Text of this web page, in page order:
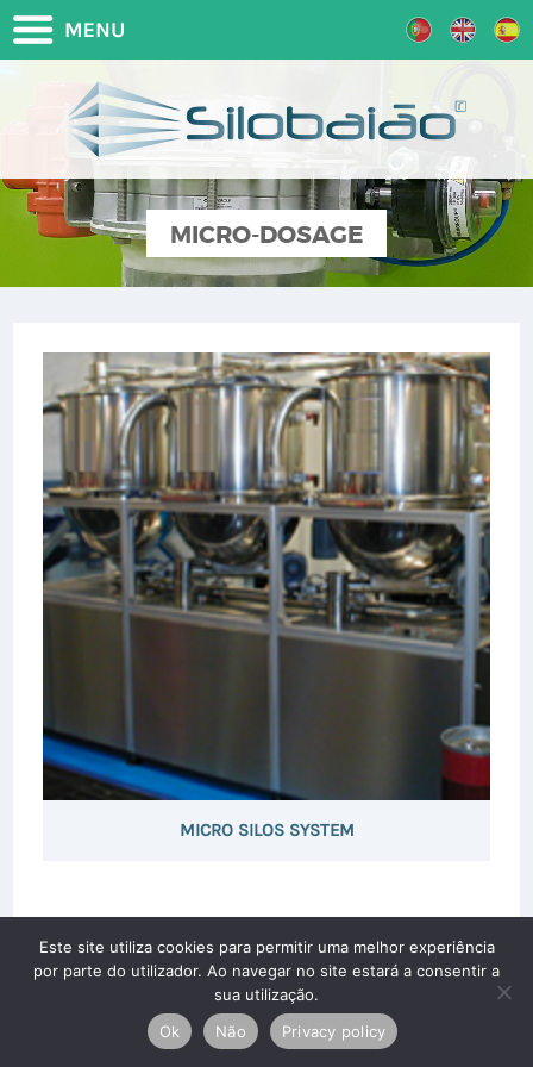
MICRO-DOSAGE
MICRO SILOS SYSTEM
Copyright © 2026 Silobaião Lda. All rights reserved.
Este site utiliza cookies para permitir uma melhor experiência
por parte do utilizador. Ao navegar no site estará a consentir a
sua utilização.
Ok
Não Privacy policy